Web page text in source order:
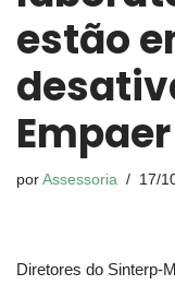
estão
Empaer
por Assessoria 17/
Diretores do Sinterp-